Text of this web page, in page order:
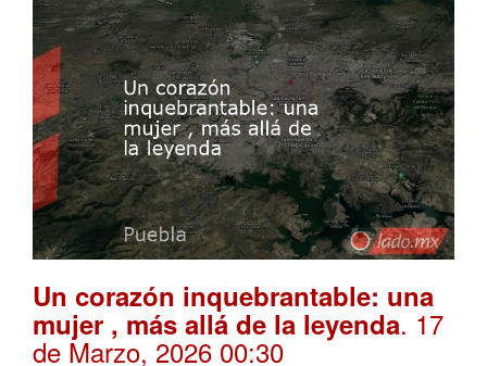
Un corazón inquebrantable: una
mujer , más allá de la leyenda. 17
de Marzo, 2026 00:30